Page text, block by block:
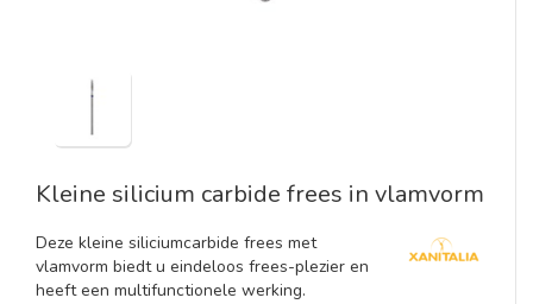
Kleine silicium carbide frees in vlamvorm
Deze kleine siliciumcarbide frees met
vlamvorm biedt u eindeloos frees-plezier en
heeft een multifunctionele werking.